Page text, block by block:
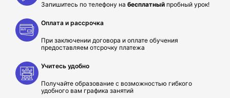
Запишитесь по телефону на бесплатный пробный урок!
Оплата и рассрочка
При заключении договора и оплате обучения
предоставляем отсрочку платежа
Учитесь удобно
Получайте образование с возможностью гибкого
удобного вам графика занятий